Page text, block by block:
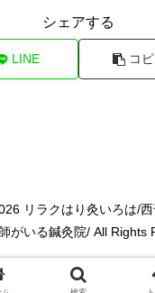
シェアする
LINE コ
リラクはり灸いろは/
がいる鍼灸院/ All Rights